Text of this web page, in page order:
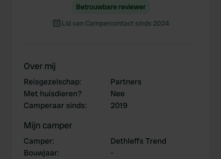
Betrouwbare reviewer
Lid van Campercontact sinds 2024
Over mij
Reisgezelschap:
Partners
Met huisdieren?
Nee
Camperaar sinds: 2019
Mijn camper
Camper:
Dethleffs Trend
Bouwjaar:
-